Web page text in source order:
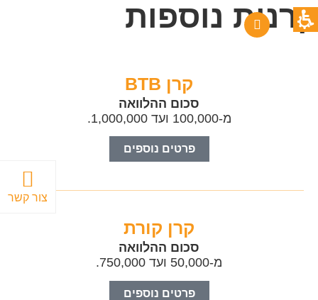
קרנות נוספות
קרן BTB
סכום ההלוואה
מ-100,000 ועד 1,000,000.
פרטים נוספים
קרן קורת
סכום ההלוואה
מ-50,000 ועד 750,000.
פרטים נוספים
צור קשר